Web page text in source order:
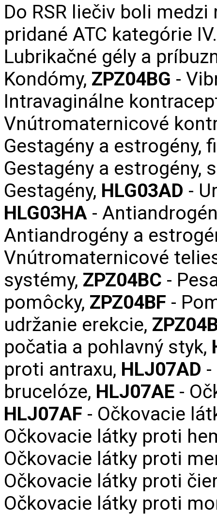
Do RSR liečiv boli
pridané ATC kategórie
Lubrikačné gély a
Kondómy, ZPZ04BG -
Intravaginálne
Vnútromaternicové
Gestagény a estrogény,
Gestagény a estrogény,
Gestagény, HLG03AD -
HLG03HA -
Antiandrogény a
Vnútromaternicové
systémy, ZPZ04BC‌ -
pomôcky, ZPZ04BF‌ -
udržanie erekcie,
počatia a pohlavný styk,
proti antraxu, HLJ07AD‌
brucelóze, HLJ07AE‌ -
HLJ07AF‌ - Očkovacie
Očkovacie látky proti
Očkovacie látky proti
Očkovacie látky proti
Očkovacie látky proti